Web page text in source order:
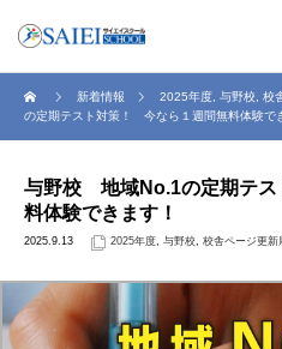
新着情報 2025年度 与野校 校
の定期テスト対策！ 今なら１週間無料体験で
与野校 地域No.1の定期テ
料体験できます！
2025.9.13 2025年度, 与野校, 校舎ページ更新